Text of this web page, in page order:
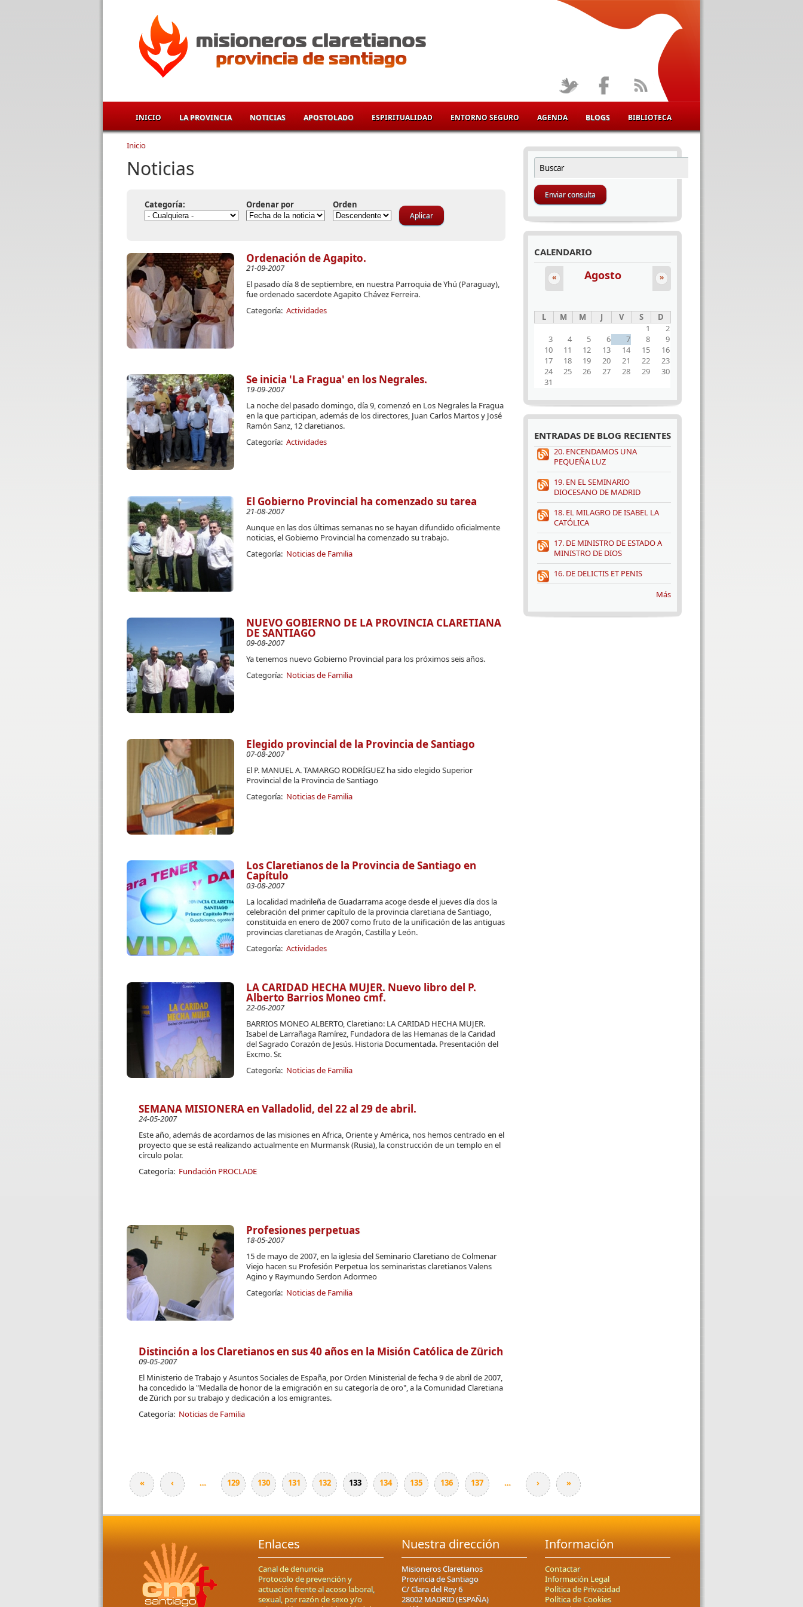
INICIO LA PROVINCIA NOTICIAS APOSTOLADO ESPIRITUALIDAD ENTORNO SEGURO AGENDA BLOGS BIBLIOTECA
Se encuentra usted aquí
Inicio
Noticias
Categoría: Ordenar por Orden
Ordenación de Agapito.
21-09-2007
El pasado día 8 de septiembre, en nuestra Parroquia de Yhú (Paraguay),
fue ordenado sacerdote Agapito Chávez Ferreira.
Categoría: Actividades
Se inicia 'La Fragua' en los Negrales.
19-09-2007
La noche del pasado domingo, día 9, comenzó en Los Negrales la Fragua
en la que participan, además de los directores, Juan Carlos Martos y José
Ramón Sanz, 12 claretianos.
Categoría: Actividades
El Gobierno Provincial ha comenzado su tarea
21-08-2007
Aunque en las dos últimas semanas no se hayan difundido oficialmente
noticias, el Gobierno Provincial ha comenzado su trabajo.
Categoría: Noticias de Familia
NUEVO GOBIERNO DE LA PROVINCIA CLARETIANA
DE SANTIAGO
09-08-2007
Ya tenemos nuevo Gobierno Provincial para los próximos seis años.
Categoría: Noticias de Familia
Elegido provincial de la Provincia de Santiago
07-08-2007
El P. MANUEL A. TAMARGO RODRÍGUEZ ha sido elegido Superior
Provincial de la Provincia de Santiago
Categoría: Noticias de Familia
Los Claretianos de la Provincia de Santiago en
Capítulo
03-08-2007
La localidad madrileña de Guadarrama acoge desde el jueves día dos la
celebración del primer capítulo de la provincia claretiana de Santiago,
constituida en enero de 2007 como fruto de la unificación de las antiguas
provincias claretianas de Aragón, Castilla y León.
Categoría: Actividades
LA CARIDAD HECHA MUJER. Nuevo libro del P.
Alberto Barrios Moneo cmf.
22-06-2007
BARRIOS MONEO ALBERTO, Claretiano: LA CARIDAD HECHA MUJER.
Isabel de Larrañaga Ramírez, Fundadora de las Hemanas de la Caridad
del Sagrado Corazón de Jesús. Historia Documentada. Presentación del
Excmo. Sr.
Categoría: Noticias de Familia
SEMANA MISIONERA en Valladolid, del 22 al 29 de abril.
24-05-2007
Este año, además de acordarnos de las misiones en Africa, Oriente y América, nos hemos centrado en el
proyecto que se está realizando actualmente en Murmansk (Rusia), la construcción de un templo en el
círculo polar.
Categoría: Fundación PROCLADE
Profesiones perpetuas
18-05-2007
15 de mayo de 2007, en la iglesia del Seminario Claretiano de Colmenar
Viejo hacen su Profesión Perpetua los seminaristas claretianos Valens
Agino y Raymundo Serdon Adormeo
Categoría: Noticias de Familia
Distinción a los Claretianos en sus 40 años en la Misión Católica de Zürich
09-05-2007
El Ministerio de Trabajo y Asuntos Sociales de España, por Orden Ministerial de fecha 9 de abril de 2007,
ha concedido la "Me­dalla de honor de la emi­gración en su categoría de oro", a la Comunidad Claretiana
de Zürich por su trabajo y dedi­cación a los emigrantes.
Categoría: Noticias de Familia
Páginas
« ‹ … 129 130 131 132 133 134 135 136 137 … › »
FORMULARIO DE BÚSQUEDA
Buscar
CALENDARIO
Agosto
« »
L M M J V S
D
1
2
3
4 5 6 7 8
9
10
11 12 13 14 15
16
17
18 19 20 21 22
23
24
25 26 27 28 29
30
31
ENTRADAS DE BLOG RECIENTES
20. ENCENDAMOS UNA
PEQUEÑA LUZ
19. EN EL SEMINARIO
DIOCESANO DE MADRID
18. EL MILAGRO DE ISABEL LA
CATÓLICA
17. DE MINISTRO DE ESTADO A
MINISTRO DE DIOS
16. DE DELICTIS ET PENIS
Más
Enlaces
Canal de denuncia
Protocolo de prevención y
actuación frente al acoso laboral,
sexual, por razón de sexo y/o
Nuestra dirección
Misioneros Claretianos
Provincia de Santiago
C/ Clara del Rey 6
28002 MADRID (ESPAÑA)
Información
Contactar
Información Legal
Política de Privacidad
Política de Cookies